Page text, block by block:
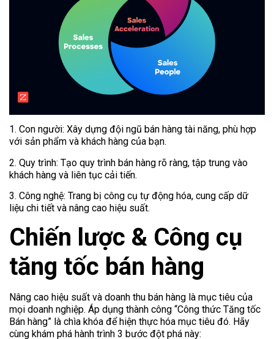
1. Con người: Xây dựng đội ngũ bán hàng tài năng, phù hợp
với sản phẩm và khách hàng của bạn.
2. Quy trình: Tạo quy trình bán hàng rõ ràng, tập trung vào
khách hàng và liên tục cải tiến.
3. Công nghệ: Trang bị công cụ tự động hóa, cung cấp dữ
liệu chi tiết và nâng cao hiệu suất.
Chiến lược & Công cụ
tăng tốc bán hàng
Nâng cao hiệu suất và doanh thu bán hàng là mục tiêu của
mọi doanh nghiệp. Áp dụng thành công “Công thức Tăng tốc
Bán hàng” là chìa khóa để hiện thực hóa mục tiêu đó. Hãy
cùng khám phá hành trình 3 bước đột phá này: